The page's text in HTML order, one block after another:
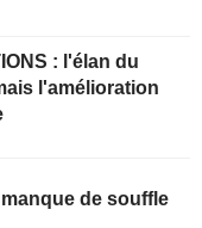
: l'élan du
l'amélioration
de souffle